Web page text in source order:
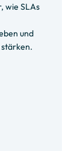
wie SLAs
und